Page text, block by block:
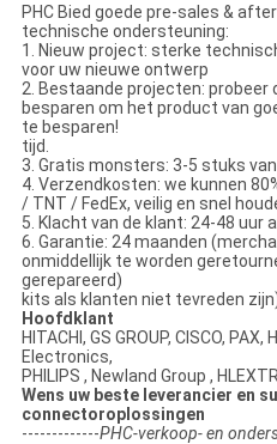
PHC Bied goede pre-sales &
technische ondersteuning:
1. Nieuw project: sterke
voor uw nieuwe ontwerp
2. Bestaande projecten:
besparen om het product van
te besparen!
tijd.
3. Gratis monsters: 3-5 stuks
4. Verzendkosten: we kunnen
/ TNT / FedEx, veilig en snel
5. Klacht van de klant: 24-48 uur
6. Garantie: 24 maanden
onmiddellijk te worden
gerepareerd)
kits als klanten niet tevreden
Hoofdklant
HITACHI, GS GROUP, CISCO, PAX,
Electronics,
PHILIPS , Newland Group ,
Wens uw beste leverancier en
connectoroplossingen
-------------PHC-verkoop- en